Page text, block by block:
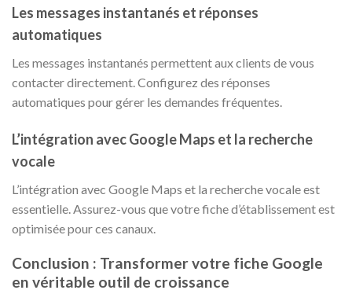
Les messages instantanés et réponses
automatiques
Les messages instantanés permettent aux clients de vous
contacter directement. Configurez des réponses
automatiques pour gérer les demandes fréquentes.
L’intégration avec Google Maps et la recherche
vocale
L’intégration avec Google Maps et la recherche vocale est
essentielle. Assurez-vous que votre fiche d’établissement est
optimisée pour ces canaux.
Conclusion : Transformer votre fiche Google
en véritable outil de croissance